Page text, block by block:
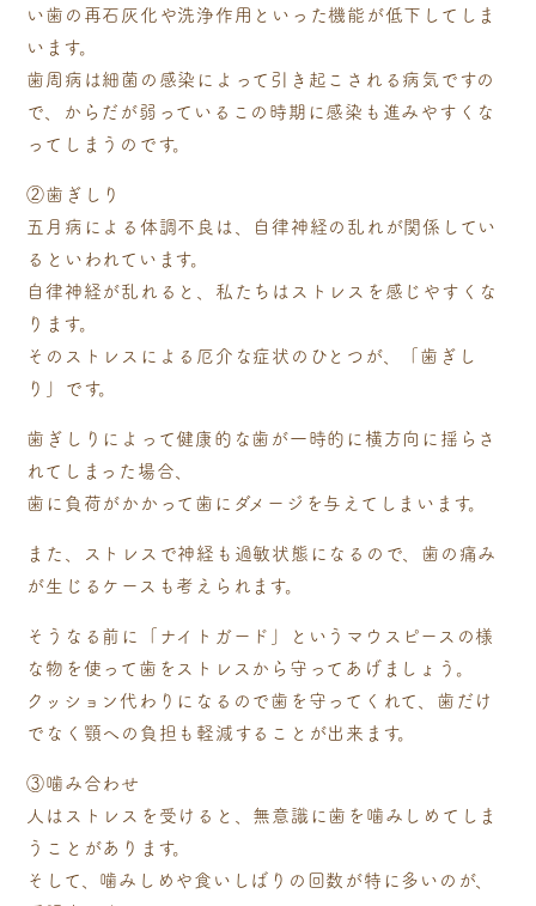
い歯の再石灰化や洗浄作用といった機能が低下してしま
います。
歯周病は細菌の感染によって引き起こされる病気ですの
で、からだが弱っているこの時期に感染も進みやすくな
ってしまうのです。
②歯ぎしり
五月病による体調不良は、自律神経の乱れが関係してい
るといわれています。
自律神経が乱れると、私たちはストレスを感じやすくな
ります。
そのストレスによる厄介な症状のひとつが、「歯ぎし
り」です。
歯ぎしりによって健康的な歯が一時的に横方向に揺らさ
れてしまった場合、
歯に負荷がかかって歯にダメージを与えてしまいます。
また、ストレスで神経も過敏状態になるので、歯の痛み
が生じるケースも考えられます。
そうなる前に「ナイトガード」というマウスピースの様
な物を使って歯をストレスから守ってあげましょう。
クッション代わりになるので歯を守ってくれて、歯だけ
でなく顎への負担も軽減することが出来ます。
③噛み合わせ
人はストレスを受けると、無意識に歯を噛みしめてしま
うことがあります。
そして、噛みしめや食いしばりの回数が特に多いのが、